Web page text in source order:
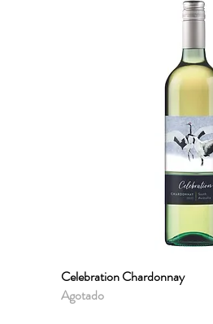
Vista rápida
Celebration Chardonnay
Agotado